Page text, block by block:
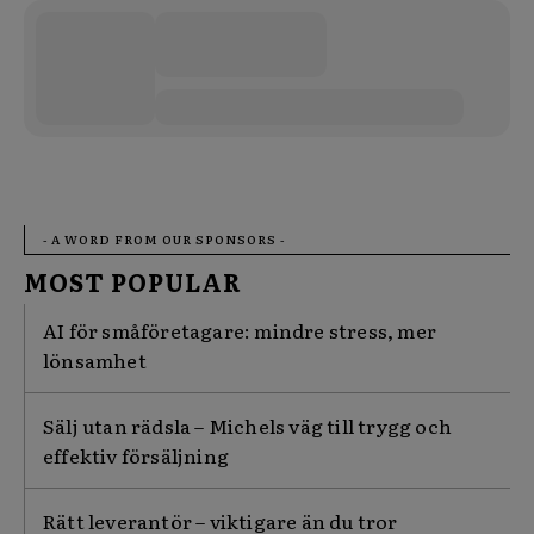
- A WORD FROM OUR SPONSORS -
MOST POPULAR
AI för småföretagare: mindre stress, mer
lönsamhet
Sälj utan rädsla – Michels väg till trygg och
effektiv försäljning
Rätt leverantör – viktigare än du tror